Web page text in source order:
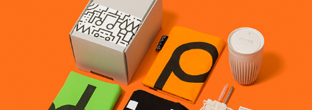
문화도시부평